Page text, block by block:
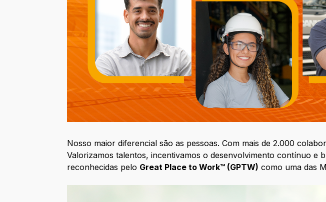
Nosso maior diferencial são as pessoas. Com mais de 2.000
Valorizamos talentos, incentivamos o desenvolvimento contínuo
reconhecidas pelo Great Place to Work™ (GPTW) como uma das